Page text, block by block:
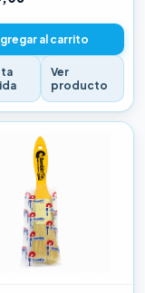
al carrito
Ver
producto